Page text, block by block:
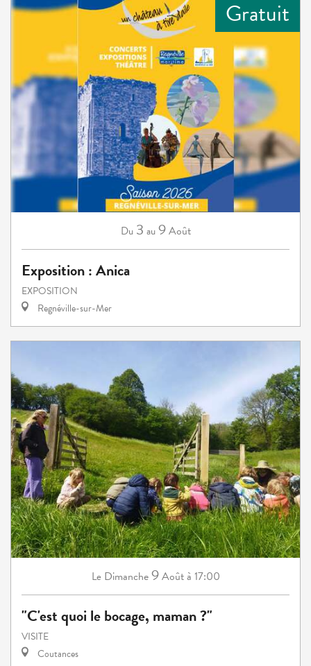
Gratuit
Du 3 au 9Août
Exposition : Anica
EXPOSITION
Regnéville-sur-Mer
Le Dimanche9Aoûtà 17:00
"C'est quoi le bocage, maman ?"
VISITE
Coutances